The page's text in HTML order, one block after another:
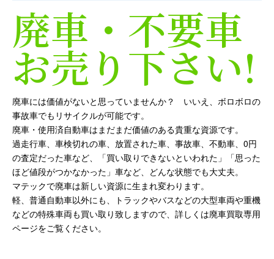
廃車・不要車
お売り下さい!
廃車には価値がないと思っていませんか？ いいえ、ボロボロの
事故車でもリサイクルが可能です。
廃車・使用済自動車はまだまだ価値のある貴重な資源です。
過走行車、車検切れの車、放置された車、事故車、不動車、0円
の査定だった車など、「買い取りできないといわれた」「思った
ほど値段がつかなかった」車など、どんな状態でも大丈夫。
マテックで廃車は新しい資源に生まれ変わります。
軽、普通自動車以外にも、トラックやバスなどの大型車両や重機
などの特殊車両も買い取り致しますので、詳しくは廃車買取専用
ページをご覧ください。